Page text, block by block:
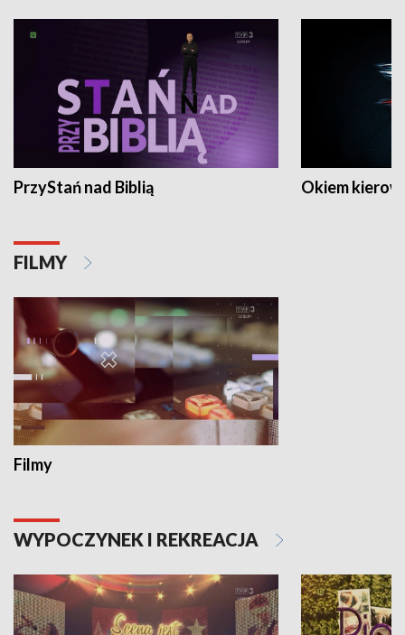
PrzyStań nad Biblią Okiem
FILMY
Filmy
WYPOCZYNEK I REKREACJA